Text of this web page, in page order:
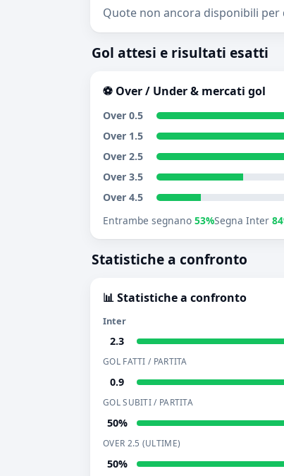
Quote non ancora disponibili per
Gol attesi e risultati esatti
⚽ Over / Under & mercati gol
Over 0.5
Over 1.5
Over 2.5
Over 3.5
Over 4.5
Entrambe segnano 53%Segna Inter
Statistiche a confronto
📊 Statistiche a confronto
Inter
2.3
GOL FATTI / PARTITA
0.9
GOL SUBITI / PARTITA
50%
OVER 2.5 (ULTIME)
50%